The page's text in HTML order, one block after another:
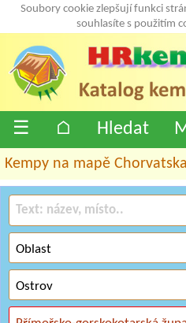
Soubory cookie zlepšují funkci
souhlasíte s použitím
☰ ⌂ Hledat
Kempy na mapě Chorvatska